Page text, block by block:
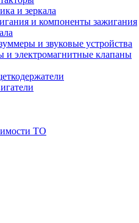
и зеркала
и компоненты зажигания
и звуковые устройства
и электромагнитные клапаны
ТО